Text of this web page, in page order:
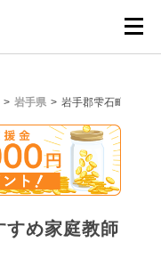
岩手県 岩手郡雫石町
すめ家庭教師